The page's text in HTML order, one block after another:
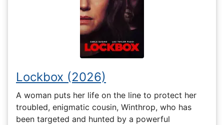
Lockbox (2026)
A woman puts her life on the line to protect her
troubled, enigmatic cousin, Winthrop, who has
been targeted and hunted by a powerful